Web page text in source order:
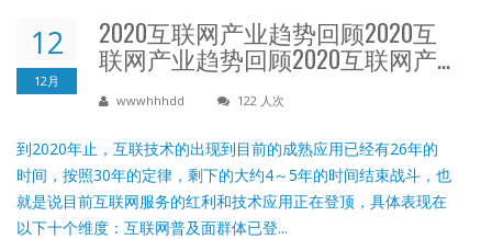
12
12月
2020互联网产业趋势回顾2020互
联网产业趋势回顾2020互联网产...
wwwhhhdd 122 人次
到2020年止，互联技术的出现到目前的成熟应用已经有26年的
时间，按照30年的定律，剩下的大约4～5年的时间结束战斗，也
就是说目前互联网服务的红利和技术应用正在登顶，具体表现在
以下十个维度：互联网普及面群体已登...